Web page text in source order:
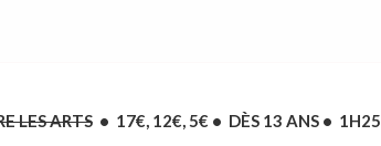
LES ARTS• 17€, 12€, 5€ • DÈS 13 ANS • 1H25